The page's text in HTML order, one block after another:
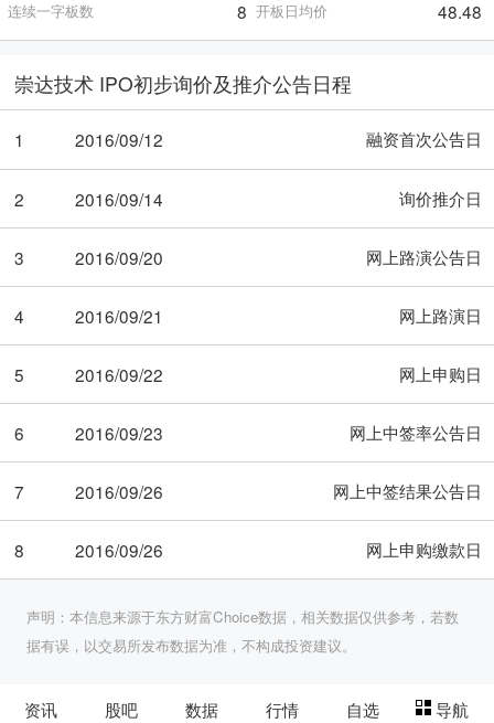
连续一字板数 8 开板日均价 48.48
崇达技术 IPO初步询价及推介公告日程
1 2016/09/12 融资首次公告日
2 2016/09/14 询价推介日
3 2016/09/20 网上路演公告日
4 2016/09/21 网上路演日
5 2016/09/22 网上申购日
6 2016/09/23 网上中签率公告日
7 2016/09/26 网上中签结果公告日
8 2016/09/26 网上申购缴款日
声明：本信息来源于东方财富Choice数据，相关数据仅供参考，若数
据有误，以交易所发布数据为准，不构成投资建议。
资讯 股吧 数据 行情 自选 导航